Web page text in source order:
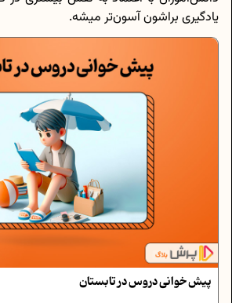
یادگیری براشون آسون‌تر میشه.
پیش خوانی دروس در تابستان